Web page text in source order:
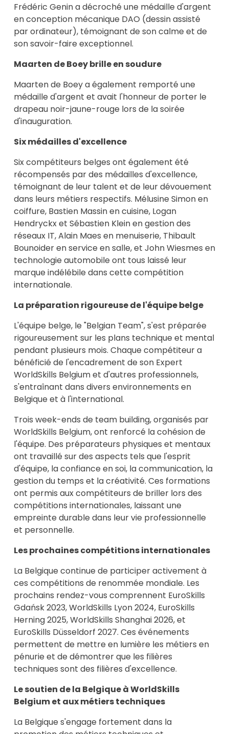
Frédéric Genin a décroché une médaille d'argent
en conception mécanique DAO (dessin assisté
par ordinateur), témoignant de son calme et de
son savoir-faire exceptionnel.
Maarten de Boey brille en soudure
Maarten de Boey a également remporté une
médaille d'argent et avait l'honneur de porter le
drapeau noir-jaune-rouge lors de la soirée
d'inauguration.
Six médailles d'excellence
Six compétiteurs belges ont également été
récompensés par des médailles d'excellence,
témoignant de leur talent et de leur dévouement
dans leurs métiers respectifs. Mélusine Simon en
coiffure, Bastien Massin en cuisine, Logan
Hendryckx et Sébastien Klein en gestion des
réseaux IT, Alain Maes en menuiserie, Thibault
Bounoider en service en salle, et John Wiesmes en
technologie automobile ont tous laissé leur
marque indélébile dans cette compétition
internationale.
La préparation rigoureuse de l'équipe belge
L'équipe belge, le "Belgian Team", s'est préparée
rigoureusement sur les plans technique et mental
pendant plusieurs mois. Chaque compétiteur a
bénéficié de l'encadrement de son Expert
WorldSkills Belgium et d'autres professionnels,
s'entraînant dans divers environnements en
Belgique et à l'international.
Trois week-ends de team building, organisés par
WorldSkills Belgium, ont renforcé la cohésion de
l'équipe. Des préparateurs physiques et mentaux
ont travaillé sur des aspects tels que l'esprit
d'équipe, la confiance en soi, la communication, la
gestion du temps et la créativité. Ces formations
ont permis aux compétiteurs de briller lors des
compétitions internationales, laissant une
empreinte durable dans leur vie professionnelle
et personnelle.
Les prochaines compétitions internationales
La Belgique continue de participer activement à
ces compétitions de renommée mondiale. Les
prochains rendez-vous comprennent EuroSkills
Gdańsk 2023, WorldSkills Lyon 2024, EuroSkills
Herning 2025, WorldSkills Shanghai 2026, et
EuroSkills Düsseldorf 2027. Ces événements
permettent de mettre en lumière les métiers en
pénurie et de démontrer que les filières
techniques sont des filières d'excellence.
Le soutien de la Belgique à WorldSkills
Belgium et aux métiers techniques
La Belgique s'engage fortement dans la